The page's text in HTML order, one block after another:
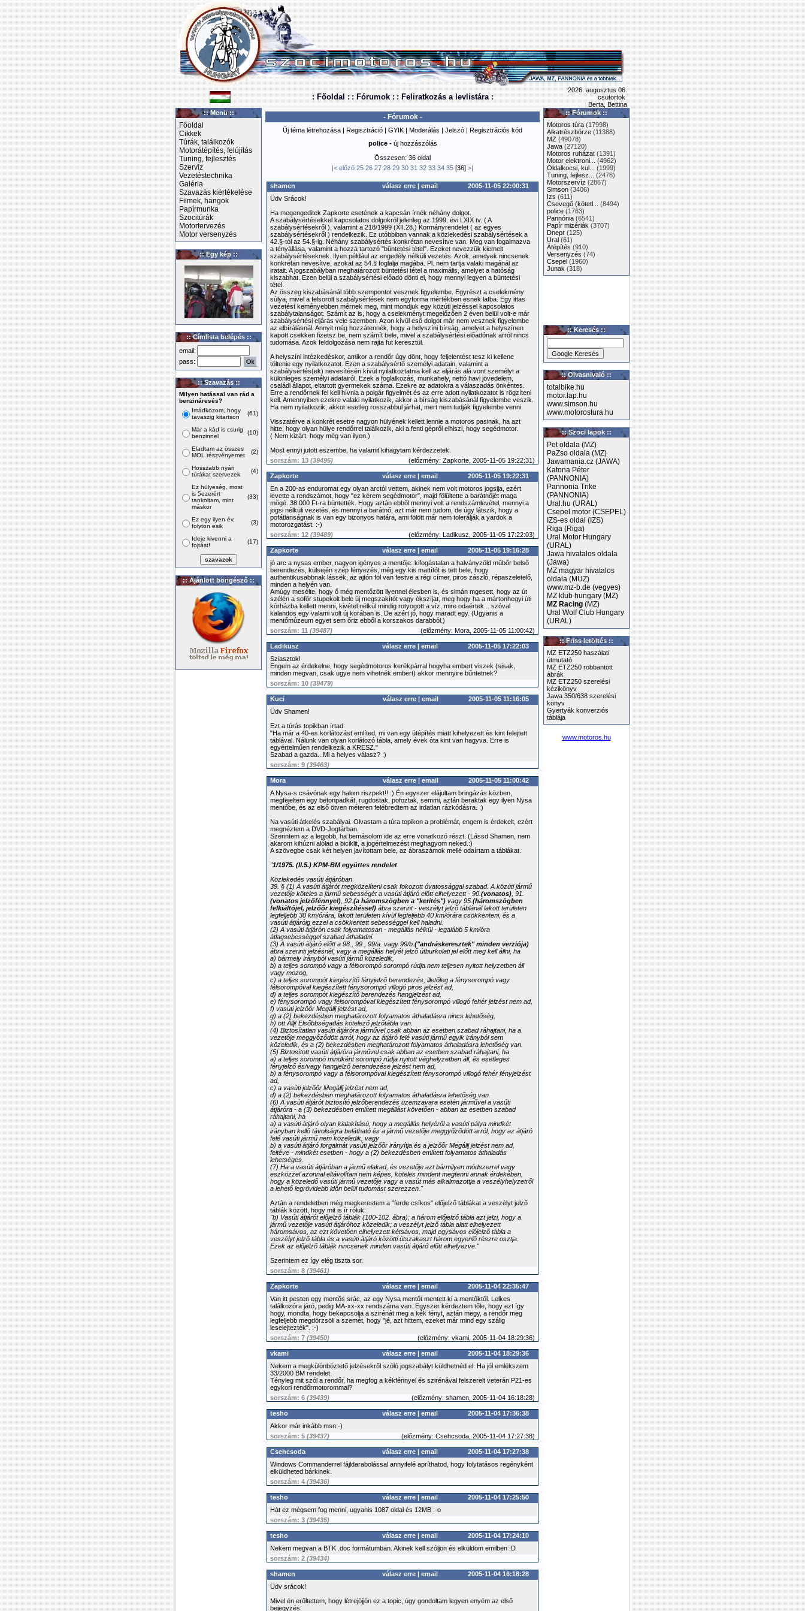
: Főoldal : : Fórumok : : Feliratkozás a levlistára :
2026. augusztus 06.
csütörtök
Berta, Bettina
:: Menü ::
Főoldal
Cikkek
Túrák, találkozók
Motorátépítés, felújítás
Tuning, fejlesztés
Szerviz
Vezetéstechnika
Galéria
Szavazás kiértékelése
Filmek, hangok
Papírmunka
Szocitúrák
Motortervezés
Motor versenyzés
:: Egy kép ::
:: Címlista belépés ::
email:
pass:
:: Szavazás ::
Milyen hatással van rád a
benzináresés?
Imádkozom, hogy
tavaszig kitartson
(61)
Már a kád is csurig
benzinnel
(10)
Eladtam az összes
MOL részvényemet
(2)
Hosszabb nyári
túrákat szervezek
(4)
Ez hülyeség, most
is 5ezerért
tankoltam, mint
máskor
(33)
Ez egy ilyen év,
folyton esik
(3)
Ideje kivenni a
fojtást!
(17)
:: Ajánlott böngésző ::
- Fórumok -
Új téma létrehozása | Regisztráció | GYIK | Moderálás | Jelszó | Regisztrációs kód
police - új hozzászólás
Összesen: 36 oldal
|< előző 25 26 27 28 29 30 31 32 33 34 35 [36] >|
shamen válasz erre | email
2005-11-05 22:00:31
Üdv Srácok!
Ha megengeditek Zapkorte esetének a kapcsán írnék néhány dolgot.
A szabálysértésekkel kapcsolatos dolgokról jelenleg az 1999. évi LXIX tv. ( A
szabálysértésekről ), valamint a 218/1999 (XII.28.) Kormányrendelet ( az egyes
szabálysértésekről ) rendelkezik. Ez utóbbiban vannak a közlekedési szabálysértések a
42.§-tól az 54.§-ig. Néhány szabálysértés konkrétan nevesítve van. Meg van fogalmazva
a tényállása, valamint a hozzá tartozó "büntetési tétel". Ezeket nevezzük kiemelt
szabálysértéseknek. Ilyen például az engedély nélküli vezetés. Azok, amelyek nincsenek
konkrétan nevesítve, azokat az 54.§ foglalja magába. Pl. nem tartja valaki magánál az
iratait. A jogszabályban meghatározott büntetési tétel a maximális, amelyet a hatóság
kiszabhat. Ezen belül a szabálysértési előadó dönti el, hogy mennyi legyen a büntetési
tétel.
Az összeg kiszabásánál több szempontot vesznek figyelembe. Egyrészt a cselekmény
súlya, mivel a felsorolt szabálysértések nem egyforma mértékben esnek latba. Egy ittas
vezetést keményebben mérnek meg, mint mondjuk egy közúti jelzéssel kapcsolatos
szabálytalanságot. Számít az is, hogy a cselekményt megelőzően 2 éven belül volt-e már
szabálysértési eljárás vele szemben. Azon kívül eső dolgot már nem vesznek figyelembe
az elbírálásnál. Annyit még hozzátennék, hogy a helyszíni bírság, amelyet a helyszínen
kapott csekken fizetsz be, nem számít bele, mivel a szabálysértési előadónak arról nincs
tudomása. Azok feldolgozása nem rajta fut keresztül.
A helyszíni intézkedéskor, amikor a rendőr úgy dönt, hogy feljelentést tesz ki kellene
töltenie egy nyilatkozatot. Ezen a szabálysértő személyi adatain, valamint a
szabálysértés(ek) nevesítésén kívül nyilatkoztatnia kell az eljárás alá vont személyt a
különleges személyi adatairól. Ezek a foglalkozás, munkahely, nettó havi jövedelem,
családi állapot, eltartott gyermekek száma. Ezekre az adatokra a válaszadás önkéntes.
Erre a rendőrnek fel kell hívnia a polgár figyelmét és az erre adott nyilatkozatot is rögzíteni
kell. Amennyiben ezekre valaki nyilatkozik, akkor a bírság kiszabásánál figyelembe veszik.
Ha nem nyilatkozik, akkor esetleg rosszabbul járhat, mert nem tudják figyelembe venni.
Visszatérve a konkrét esetre nagyon hülyének kellett lennie a motoros pasinak, ha azt
hitte, hogy olyan hülye rendőrrel találkozik, aki a fenti gépről elhiszi, hogy segédmotor.
( Nem kizárt, hogy még van ilyen.)
Most ennyi jutott eszembe, ha valamit kihagytam kérdezzetek.
sorszám: 13 (39495) (előzmény: Zapkorte, 2005-11-05 19:22:31)
Zapkorte válasz erre | email
2005-11-05 19:22:31
En a 200-as enduromat egy olyan arctól vettem, akinek nem volt motoros jogsija, ezért
levette a rendszámot, hogy "ez kérem segédmotor", majd fölültette a barátnőjét maga
mögé. 38.000 Ft-ra büntették. Hogy aztán ebből mennyi volt a rendszámlevétel, mennyi a
jogsi nélküli vezetés, és mennyi a barátnő, azt már nem tudom, de úgy látszik, hogy a
pofátlanságnak is van egy bizonyos határa, ami fölött már nem tolerálják a yardok a
motorozgatást. :-)
sorszám: 12 (39489) (előzmény: Ladikusz, 2005-11-05 17:22:03)
Zapkorte válasz erre | email
2005-11-05 19:16:28
jó arc a nysas ember, nagyon igényes a mentője: kifogástalan a halványzöld műbőr belső
berendezés, külsején szép fényezés, még egy kis mattítót is tett bele, hogy
authentikusabbnak lássék, az ajtón föl van festve a régi címer, piros zászló, répaszeletelő,
minden a helyén van.
Amúgy mesélte, hogy ő még mentőzött ilyennel élesben is, és simán mgesett, hogy az út
szélén a sofőr stupekolt bele új megszakítót vagy ékszíjat, meg hogy ha a mártonhegyi úti
kórházba kellett menni, kivétel nélkül mindig rotyogott a víz, mire odaértek... szóval
kalandos egy valami volt új korában is. De azért jó, hogy maradt egy. (Ugyanis a
mentőmúzeum egyet sem őriz ebből a korszakos darabból.)
sorszám: 11 (39487) (előzmény: Mora, 2005-11-05 11:00:42)
Ladikusz válasz erre | email
2005-11-05 17:22:03
Sziasztok!
Engem az érdekelne, hogy segédmotoros kerékpárral hogyha embert viszek (sisak,
minden megvan, csak ugye nem vihetnék embert) akkor mennyire bűntetnek?
sorszám: 10 (39479)
Kuci válasz erre | email
2005-11-05 11:16:05
Üdv Shamen!
Ezt a túrás topikban írtad:
"Ha már a 40-es korlátozást említed, mi van egy útépítés miatt kihelyezett és kint felejtett
táblával. Nálunk van olyan korlátozó tábla, amely évek óta kint van hagyva. Erre is
egyértelműen rendelkezik a KRESZ."
Szabad a gazda...Mi a helyes válasz? :)
sorszám: 9 (39463)
Mora válasz erre | email
2005-11-05 11:00:42
A Nysa-s csávónak egy halom riszpekt!! :) Én egyszer elájultam bringázás közben,
megfejeltem egy betonpadkát, rugdostak, pofoztak, semmi, aztán beraktak egy ilyen Nysa
mentőbe, és az első ötven méteren felébredtem az irdatlan rázkódásra. :)
Na vasúti átkelés szabályai. Olvastam a túra topikon a problémát, engem is érdekelt, ezért
megnéztem a DVD-Jogtárban.
Szerintem az a legjobb, ha bemásolom ide az erre vonatkozó részt. (Lássd Shamen, nem
akarom kihúzni alólad a biciklit, a jogértelmezést meghagyom neked.:)
A szövegbe csak két helyen javítottam bele, az ábraszámok mellé odaírtam a táblákat.
"1/1975. (II.5.) KPM-BM együttes rendelet
Közlekedés vasúti átjáróban
39. § (1) A vasúti átjárót megközelíteni csak fokozott óvatossággal szabad. A közúti jármű
vezetője köteles a jármű sebességét a vasúti átjáró előtt elhelyezett - 90. (vonatos) , 91.
(vonatos jelzőfénnyel) , 92. (a háromszögben a "kerítés") vagy 95. (háromszögben
felkiáltójel, jelzőőr kiegészítéssel) ábra szerint - veszélyt jelző táblánál lakott területen
legfeljebb 30 km/órára, lakott területen kívül legfeljebb 40 km/órára csökkenteni, és a
vasúti átjáróig ezzel a csökkentett sebességgel kell haladni.
(2) A vasúti átjárón csak folyamatosan - megállás nélkül - legalább 5 km/óra
átlagsebességgel szabad áthaladni.
(3) A vasúti átjáró előtt a 98., 99., 99/a. vagy 99/b. ("andráskeresztek" minden verziója)
ábra szerinti jelzésnél, vagy a megállás helyét jelző útburkolati jel előtt meg kell állni, ha
a) bármely irányból vasúti jármű közeledik,
b) a teljes sorompó vagy a félsorompó sorompó rúdja nem teljesen nyitott helyzetben áll
vagy mozog,
c) a teljes sorompót kiegészítő fényjelző berendezés, illetőleg a fénysorompó vagy
félsorompóval kiegészített fénysorompó villogó piros jelzést ad,
d) a teljes sorompót kiegészítő berendezés hangjelzést ad,
e) fénysorompó vagy félsorompóval kiegészített fénysorompó villogó fehér jelzést nem ad,
f) vasúti jelzőőr Megállj jelzést ad,
g) a (2) bekezdésben meghatározott folyamatos áthaladásra nincs lehetőség,
h) ott Állj! Elsőbbségadás kötelező jelzőtábla van.
(4) Biztosítatlan vasúti átjáróra járművel csak abban az esetben szabad ráhajtani, ha a
vezetője meggyőződött arról, hogy az átjáró felé vasúti jármű egyik irányból sem
közeledik, és a (2) bekezdésben meghatározott folyamatos áthaladásra lehetőség van.
(5) Biztosított vasúti átjáróra járművel csak abban az esetben szabad ráhajtani, ha
a) a teljes sorompó mindként sorompó rúdja nyitott véghelyzetben áll, és esetleges
fényjelző és/vagy hangjelző berendezése jelzést nem ad,
b) a fénysorompó vagy a félsorompóval kiegészített fénysorompó villogó fehér fényjelzést
ad,
c) a vasúti jelzőőr Megállj jelzést nem ad,
d) a (2) bekezdésben meghatározott folyamatos áthaladásra lehetőség van.
(6) A vasúti átjárót biztosító jelzőberendezés üzemzavara esetén járművel a vasúti
átjáróra - a (3) bekezdésben említett megállást követően - abban az esetben szabad
ráhajtani, ha
a) a vasúti átjáró olyan kialakítású, hogy a megállás helyéről a vasúti pálya mindkét
irányban kellő távolságra belátható és a jármű vezetője meggyőződött arról, hogy az átjáró
felé vasúti jármű nem közeledik, vagy
b) a vasúti átjáró forgalmát vasúti jelzőőr irányítja és a jelzőőr Megállj jelzést nem ad,
feltéve - mindkét esetben - hogy a (2) bekezdésben említett folyamatos áthaladás
lehetséges.
(7) Ha a vasúti átjáróban a jármű elakad, és vezetője azt bármilyen módszerrel vagy
eszközzel azonnal eltávolítani nem képes, köteles mindent megtenni annak érdekében,
hogy a közeledő vasúti jármű vezetője vagy a vasút más alkalmazottja a veszélyhelyzetről
a lehető legrövidebb időn belül tudomást szerezzen."
Aztán a rendeletben még megkerestem a "ferde csíkos" előjelző táblákat a veszélyt jelző
táblák között, hogy mit is ír róluk:
"b) Vasúti átjárót előjelző táblák (100-102. ábra); a három előjelző tábla azt jelzi, hogy a
jármű vezetője vasúti átjáróhoz közeledik; a veszélyt jelző tábla alatt elhelyezett
háromsávos, az ezt követően elhelyezett kétsávos, majd egysávos előjelző tábla a
veszélyt jelző tábla és a vasúti átjáró közötti útszakaszt három egyenlő részre osztja.
Ezek az előjelző táblák nincsenek minden vasúti átjáró előtt elhelyezve."
Szerintem ez így elég tiszta sor.
sorszám: 8 (39461)
Zapkorte válasz erre | email
2005-11-04 22:35:47
Van itt pesten egy mentős srác, az egy Nysa mentőt mentett ki a mentőktől. Lelkes
találkozóra járó, pedig MA-xx-xx rendszáma van. Egyszer kérdeztem tőle, hogy ezt így
hogy, mondta, hogy bekapcsolja a szirénát meg a kék fényt, aztán megy, a rendőr meg
legfeljebb megdörzsöli a szemét, hogy "jé, azt hittem, ezeket már mind egy szálig
leselejtezték". :-)
sorszám: 7 (39450) (előzmény: vkami, 2005-11-04 18:29:36)
vkami válasz erre | email
2005-11-04 18:29:36
Nekem a megkülönböztető jelzésekről szóló jogszabályt küldhetnéd el. Ha jól emlékszem
33/2000 BM rendelet.
Tényleg mit szól a rendőr, ha megfog a kékfénnyel és szirénával felszerelt veterán P21-es
egykori rendőrmotorommal?
sorszám: 6 (39439) (előzmény: shamen, 2005-11-04 16:18:28)
tesho válasz erre | email
2005-11-04 17:36:38
Akkor már inkább msn:-)
sorszám: 5 (39437) (előzmény: Csehcsoda, 2005-11-04 17:27:38)
Csehcsoda válasz erre | email
2005-11-04 17:27:38
Windows Commanderrel fájldarabolással annyifelé apríthatod, hogy folytatásos regényként
elküldheted bárkinek.
sorszám: 4 (39436)
tesho válasz erre | email
2005-11-04 17:25:50
Hát ez mégsem fog menni, ugyanis 1087 oldal és 12MB :-o
sorszám: 3 (39435)
tesho válasz erre | email
2005-11-04 17:24:10
Nekem megvan a BTK .doc formátumban. Akinek kell szóljon és elküldöm emilben :D
sorszám: 2 (39434)
shamen válasz erre | email
2005-11-04 16:18:28
Üdv srácok!
Mivel én erőltettem, hogy létrejöjjön ez a topic, úgy gondoltam legyen enyém az első
bejegyzés.
:: Fórumok ::
Motoros túra (17998)
Alkatrészbörze (11388)
MZ (49078)
Jawa (27120)
Motoros ruházat (1391)
Motor elektroni...
(4962)
Oldalkocsi, kul...
(1999)
Tuning, fejlesz...
(2476)
Motorszervíz (2867)
Simson (3406)
Izs (611)
Csevegő (kötetl...
(8494)
police (1763)
Pannónia (6541)
Papír mizériák (3707)
Dnepr (125)
Ural (61)
Átépítés (910)
Versenyzés (74)
Csepel (1960)
Junak (318)
:: Keresés ::
:: Olvasnivaló ::
totalbike.hu
motor.lap.hu
www.simson.hu
www.motorostura.hu
:: Szoci lapok ::
Pet oldala (MZ)
PaZso oldala (MZ)
Jawamania.cz (JAWA)
Katona Péter
(PANNONIA)
Pannonia Trike
(PANNONIA)
Ural.hu (URAL)
Csepel motor (CSEPEL)
IZS-es oldal (IZS)
Riga (Riga)
Ural Motor Hungary
(URAL)
Jawa hivatalos oldala
(Jawa)
MZ magyar hivatalos
oldala (MUZ)
www.mz-b.de (vegyes)
MZ klub hungary (MZ)
MZ Racing (MZ)
Ural Wolf Club Hungary
(URAL)
:: Friss letöltés ::
MZ ETZ250 haszálati
útmutató
MZ ETZ250 robbantott
ábrák
MZ ETZ250 szerelési
kézikönyv
Jawa 350/638 szerelési
könyv
Gyertyák konverziós
táblája
www.motoros.hu